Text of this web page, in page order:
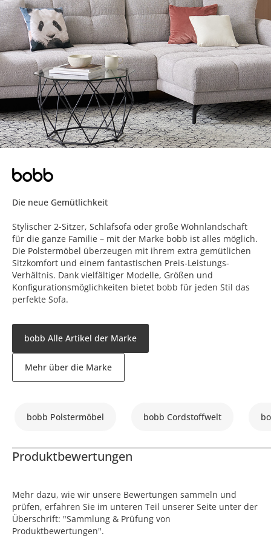
Die neue Gemütlichkeit
Stylischer 2-Sitzer, Schlafsofa oder große Wohnlandschaft
für die ganze Familie – mit der Marke bobb ist alles möglich.
Die Polstermöbel überzeugen mit ihrem extra gemütlichen
Sitzkomfort und einem fantastischen Preis-Leistungs-
Verhältnis. Dank vielfältiger Modelle, Größen und
Konfigurationsmöglichkeiten bietet bobb für jeden Stil das
perfekte Sofa.
bobb Alle Artikel der Marke
Mehr über die Marke
bobb Polstermöbel bobb Cordstoffwelt
Produktbewertungen
Mehr dazu, wie wir unsere Bewertungen sammeln und
prüfen, erfahren Sie im unteren Teil unserer Seite unter der
Überschrift: "Sammlung & Prüfung von
Produktbewertungen".